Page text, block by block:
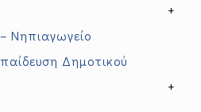
+
Νηπιαγωγείο
Δημοτικού
+